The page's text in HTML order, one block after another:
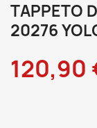
TAPPETO
20276
120,90